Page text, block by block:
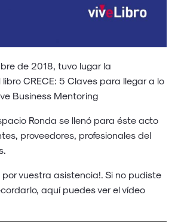
de 2018, tuvo lugar la
CRECE: 5 Claves para llegar a lo
Business Mentoring
Ronda se llenó para éste acto
proveedores, profesionales del
por vuestra asistencia!. Si no pudiste
aquí puedes ver el vídeo